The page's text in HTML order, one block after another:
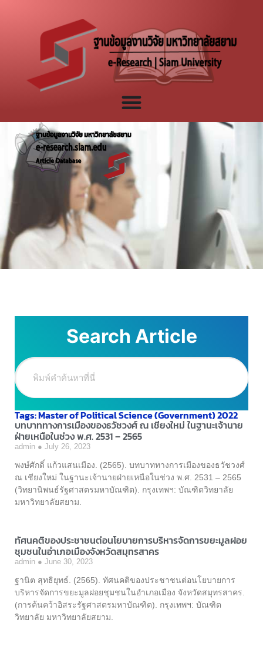
Search Article
Tags: Master of Political Science (Government) 2022
บทบาททางการเมืองของธวัชวงศ์ ณ เชียงใหม่ ในฐานะเจ้านาย
ฝ่ายเหนือในช่วง พ.ศ. 2531 – 2565
admin July 26, 2023
พงษ์ศักดิ์ แก้วแสนเมือง. (2565). บทบาททางการเมืองของธวัชวงศ์
ณ เชียงใหม่ ในฐานะเจ้านายฝ่ายเหนือในช่วง พ.ศ. 2531 – 2565
(วิทยานิพนธ์รัฐศาสตรมหาบัณฑิต). กรุงเทพฯ: บัณฑิตวิทยาลัย
มหาวิทยาลัยสยาม.
ทัศนคติของประชาชนต่อนโยบายการบริหารจัดการขยะมูลฝอย
ชุมชนในอำเภอเมืองจังหวัดสมุทรสาคร
admin June 30, 2023
ฐานิต สุทธิยุทธ์. (2565). ทัศนคติของประชาชนต่อนโยบายการ
บริหารจัดการขยะมูลฝอยชุมชนในอำเภอเมือง จังหวัดสมุทรสาคร.
(การค้นคว้าอิสระรัฐศาสตรมหาบัณฑิต). กรุงเทพฯ: บัณฑิต
วิทยาลัย มหาวิทยาลัยสยาม.